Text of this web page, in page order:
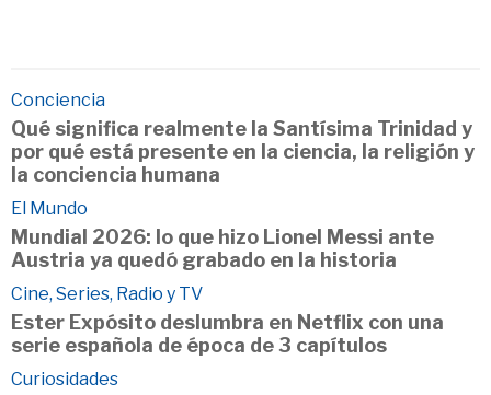
Conciencia
Qué significa realmente la Santísima Trinidad y
por qué está presente en la ciencia, la religión y
la conciencia humana
El Mundo
Mundial 2026: lo que hizo Lionel Messi ante
Austria ya quedó grabado en la historia
Cine, Series, Radio y TV
Ester Expósito deslumbra en Netflix con una
serie española de época de 3 capítulos
Curiosidades